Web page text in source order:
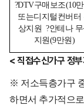
?DTV구매보조(10
또는디지털컨버터
상지원 ?안테나
지원(9만원)
< 직접수신가구 정
※ 저소득층가구
하면서 추가적으